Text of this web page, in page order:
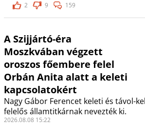
2
9 159
A Szijjártó-éra
Moszkvában végzett
oroszos főembere felel
Orbán Anita alatt a keleti
kapcsolatokért
Nagy Gábor Ferencet keleti és távol-
felelős államtitkárnak nevezték ki.
2026.08.08 15:22